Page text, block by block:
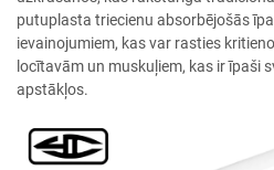
putuplasta triecienu absorbējošās
ievainojumiem, kas var rasties
locītavām un muskuļiem, kas ir īpaši
apstākļos.